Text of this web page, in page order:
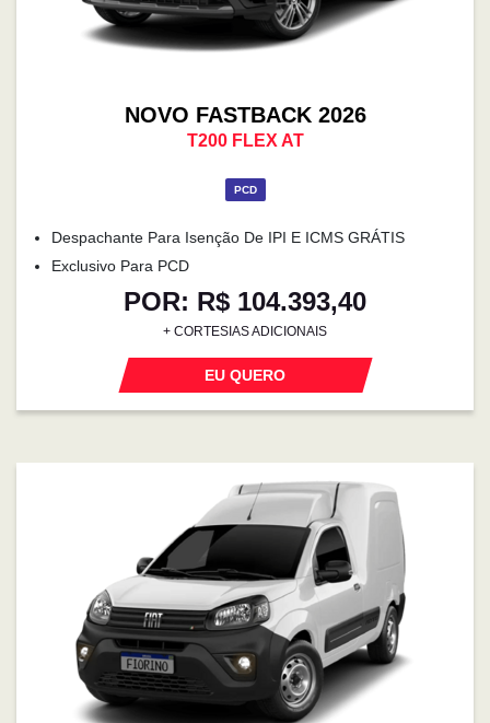
NOVO FASTBACK 2026
T200 FLEX AT
PCD
Despachante Para Isenção De IPI E ICMS GRÁTIS
Exclusivo Para PCD
POR: R$ 104.393,40
+ CORTESIAS ADICIONAIS
EU QUERO